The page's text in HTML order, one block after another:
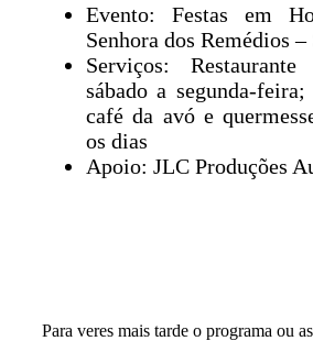
Evento: Festas em
Senhora dos Remédios
Serviços:
sábado a segunda-
café da avó e
os dias
Apoio: JLC Produções
Para veres mais tarde o programa ou